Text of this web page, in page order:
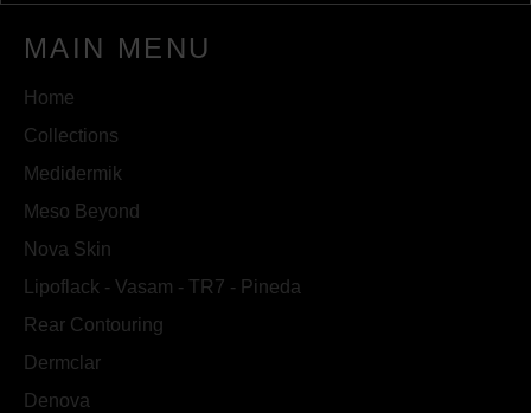
MAIN MENU
Home
Collections
Medidermik
Meso Beyond
Nova Skin
Lipoflack - Vasam - TR7 - Pineda
Rear Contouring
Dermclar
Denova